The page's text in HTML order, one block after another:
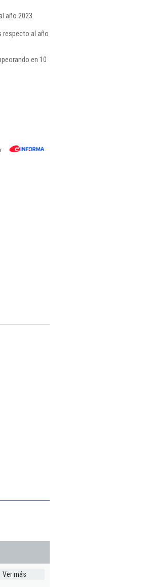
año 2023.
respecto al año
en 10
Ver más